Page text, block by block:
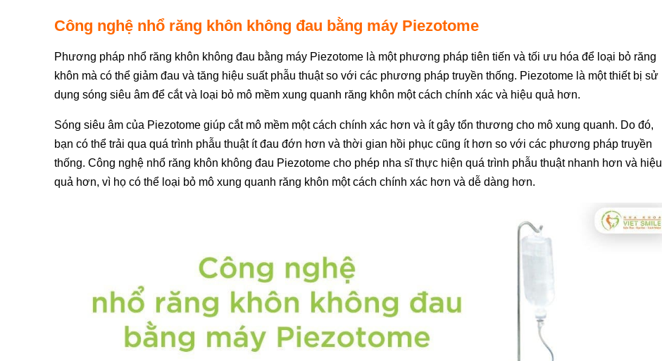
Công nghệ nhổ răng khôn không đau bằng máy Piezotome
Phương pháp nhổ răng khôn không đau bằng máy Piezotome là một phương pháp tiên tiến và tối ưu hóa để loại bỏ răng
khôn mà có thể giảm đau và tăng hiệu suất phẫu thuật so với các phương pháp truyền thống. Piezotome là một thiết bị sử
dụng sóng siêu âm để cắt và loại bỏ mô mềm xung quanh răng khôn một cách chính xác và hiệu quả hơn.
Sóng siêu âm của Piezotome giúp cắt mô mềm một cách chính xác hơn và ít gây tổn thương cho mô xung quanh. Do đó,
bạn có thể trải qua quá trình phẫu thuật ít đau đớn hơn và thời gian hồi phục cũng ít hơn so với các phương pháp truyền
thống. Công nghệ nhổ răng khôn không đau Piezotome cho phép nha sĩ thực hiện quá trình phẫu thuật nhanh hơn và hiệu
quả hơn, vì họ có thể loại bỏ mô xung quanh răng khôn một cách chính xác hơn và dễ dàng hơn.